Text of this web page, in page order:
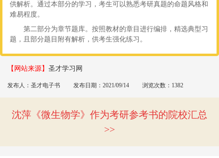
供解析。通过本部分的学习，考生可以熟悉考研真题的命题风格和
难易程度。
第二部分为章节题库。按照教材的章目进行编排，精选典型习
题，且部分题目附有解析，供考生强化练习。
【网站来源】 圣才学习网
发布人：圣才电子书 发布日期：2021/09/14 浏览次数：1382
沈萍《微生物学》作为考研参考书的院校汇总